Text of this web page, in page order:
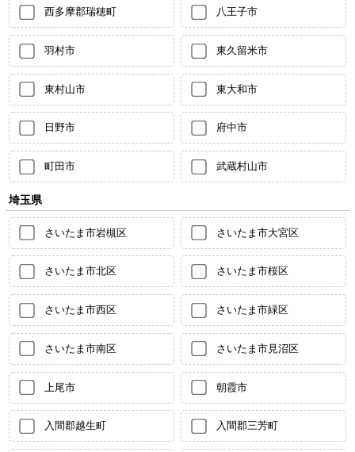
西多摩郡瑞穂町 八王子市
羽村市 東久留米市
東村山市 東大和市
日野市 府中市
町田市 武蔵村山市
埼玉県
さいたま市岩槻区 さいたま市大宮区
さいたま市北区 さいたま市桜区
さいたま市西区 さいたま市緑区
さいたま市南区 さいたま市見沼区
上尾市 朝霞市
入間郡越生町 入間郡三芳町